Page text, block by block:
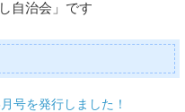
自治会」です
号を発行しました！